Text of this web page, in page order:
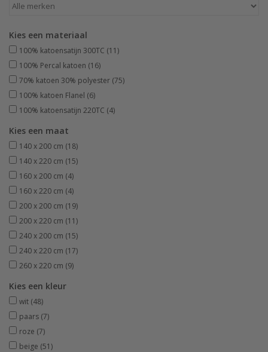
Sofiben BLOG
Kies een materiaal
100% katoensatijn 300TC (11)
100% Percal katoen (16)
70% katoen 30% polyester (75)
100% katoen Flanel (6)
100% katoensatijn 220TC (4)
Kies een maat
140 x 200 cm (18)
140 x 220 cm (15)
160 x 200 cm (4)
160 x 220 cm (4)
200 x 200 cm (19)
200 x 220 cm (11)
240 x 200 cm (15)
240 x 220 cm (17)
260 x 220 cm (9)
Kies een kleur
wit (48)
paars (7)
roze (7)
beige (51)